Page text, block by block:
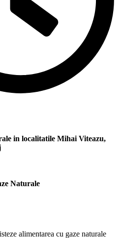
in localitatile Mihai Viteazu,
Naturale
alimentarea cu gaze naturale